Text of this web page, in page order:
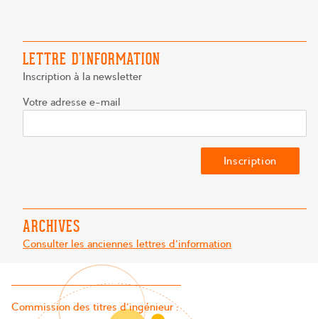
LETTRE D’INFORMATION
Inscription à la newsletter
Votre adresse e-mail
ARCHIVES
Consulter les anciennes lettres d'information
Commission des titres d’ingénieur :